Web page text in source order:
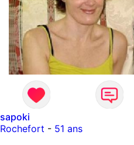
sapoki
Rochefort - 51 ans